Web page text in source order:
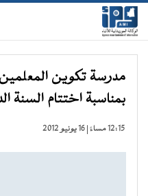
مدرسة تكوين
بمناسبة اختتام السنة
12:15 مساءً | 16 يونيو 2012